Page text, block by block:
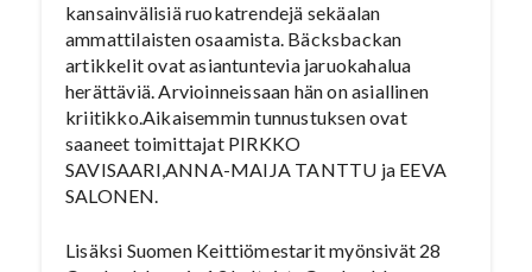
kansainvälisiä ruokatrendejä sekäalan
ammattilaisten osaamista. Bäcksbackan
artikkelit ovat asiantuntevia jaruokahalua
herättäviä. Arvioinneissaan hän on asiallinen
kriitikko.Aikaisemmin tunnustuksen ovat
saaneet toimittajat PIRKKO
SAVISAARI,ANNA-MAIJA TANTTU ja EEVA
SALONEN.
Lisäksi Suomen Keittiömestarit myönsivät 28